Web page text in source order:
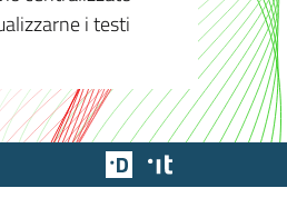
i testi
Team Digitale